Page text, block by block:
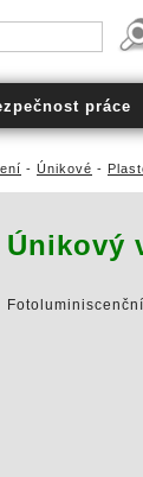
práce
- Únikové -
Únikový